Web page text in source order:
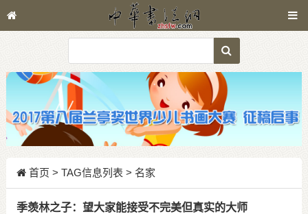
首页 > TAG信息列表 > 名家
季羡林之子：望大家能接受不完美但真实的大师